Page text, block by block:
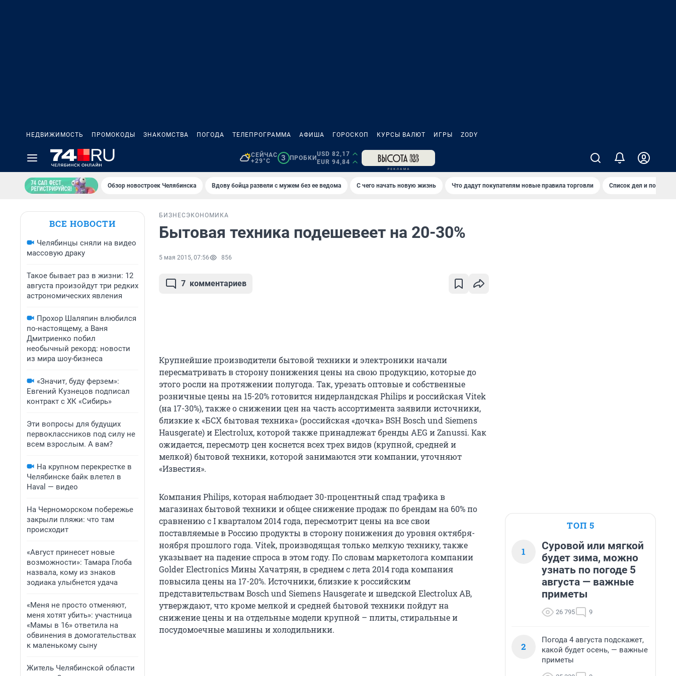
НЕДВИЖИМОСТЬ ПРОМОКОДЫ ЗНАКОМСТВА ПОГОДА ТЕЛЕПРОГРАММА АФИША ГОРОСКОП КУРСЫ ВАЛЮТ ИГРЫ ZODY
СЕЙЧАС
+29°C
3 ПРОБКИ
USD 82,17
EUR 94,84
Обзор новостроек Челябинска Вдову бойца развели с мужем без ее ведома С чего начать новую жизнь Что дадут покупателям новые правила торговли Список дел и покупок
ВСЕ НОВОСТИ
Челябинцы сняли на видео
массовую драку
Такое бывает раз в жизни: 12
августа произойдут три редких
астрономических явления
Прохор Шаляпин влюбился
по-настоящему, а Ваня
Дмитриенко побил
необычный рекорд: новости
из мира шоу-бизнеса
«Значит, буду ферзем»:
Евгений Кузнецов подписал
контракт с ХК «Сибирь»
Эти вопросы для будущих
первоклассников под силу не
всем взрослым. А вам?
На крупном перекрестке в
Челябинске байк влетел в
Haval — видео
На Черноморском побережье
закрыли пляжи: что там
происходит
«Август принесет новые
возможности»: Тамара Глоба
назвала, кому из знаков
зодиака улыбнется удача
«Меня не просто отменяют,
меня хотят убить»: участница
«Мамы в 16» ответила на
обвинения в домогательствах
к маленькому сыну
Житель Челябинской области
БИЗНЕС ЭКОНОМИКА
Бытовая техника подешевеет на 20-30%
5 мая 2015, 07:56 856
7 комментариев
Крупнейшие производители бытовой техники и электроники начали
пересматривать в сторону понижения цены на свою продукцию, которые до
этого росли на протяжении полугода. Так, урезать оптовые и собственные
розничные цены на 15-20% готовится нидерландская Philips и российская Vitek
(на 17-30%), также о снижении цен на часть ассортимента заявили источники,
близкие к «БСХ бытовая техника» (российская «дочка» BSH Bosch und Siemens
Hausgerate) и Electrolux, которой также принадлежат бренды AEG и Zanussi. Как
ожидается, пересмотр цен коснется всех трех видов (крупной, средней и
мелкой) бытовой техники, которой занимаются эти компании, уточняют
«Известия».
Компания Philips, которая наблюдает 30-процентный спад трафика в
магазинах бытовой техники и общее снижение продаж по брендам на 60% по
сравнению с I кварталом 2014 года, пересмотрит цены на все свои
поставляемые в Россию продукты в сторону понижения до уровня октября-
ноября прошлого года. Vitek, производящая только мелкую технику, также
указывает на падение спроса в этом году. По словам маркетолога компании
Golder Electronics Мины Хачатрян, в среднем с лета 2014 года компания
повысила цены на 17-20%. Источники, близкие к российским
представительствам Bosch und Siemens Hausgerate и шведской Electrolux AB,
утверждают, что кроме мелкой и средней бытовой техники пойдут на
снижение цены и на отдельные модели крупной – плиты, стиральные и
посудомоечные машины и холодильники.
ТОП 5
1
Суровой или мягкой
будет зима, можно
узнать по погоде 5
августа — важные
приметы
26 795 9
2
Погода 4 августа подскажет,
какой будет осень, — важные
приметы